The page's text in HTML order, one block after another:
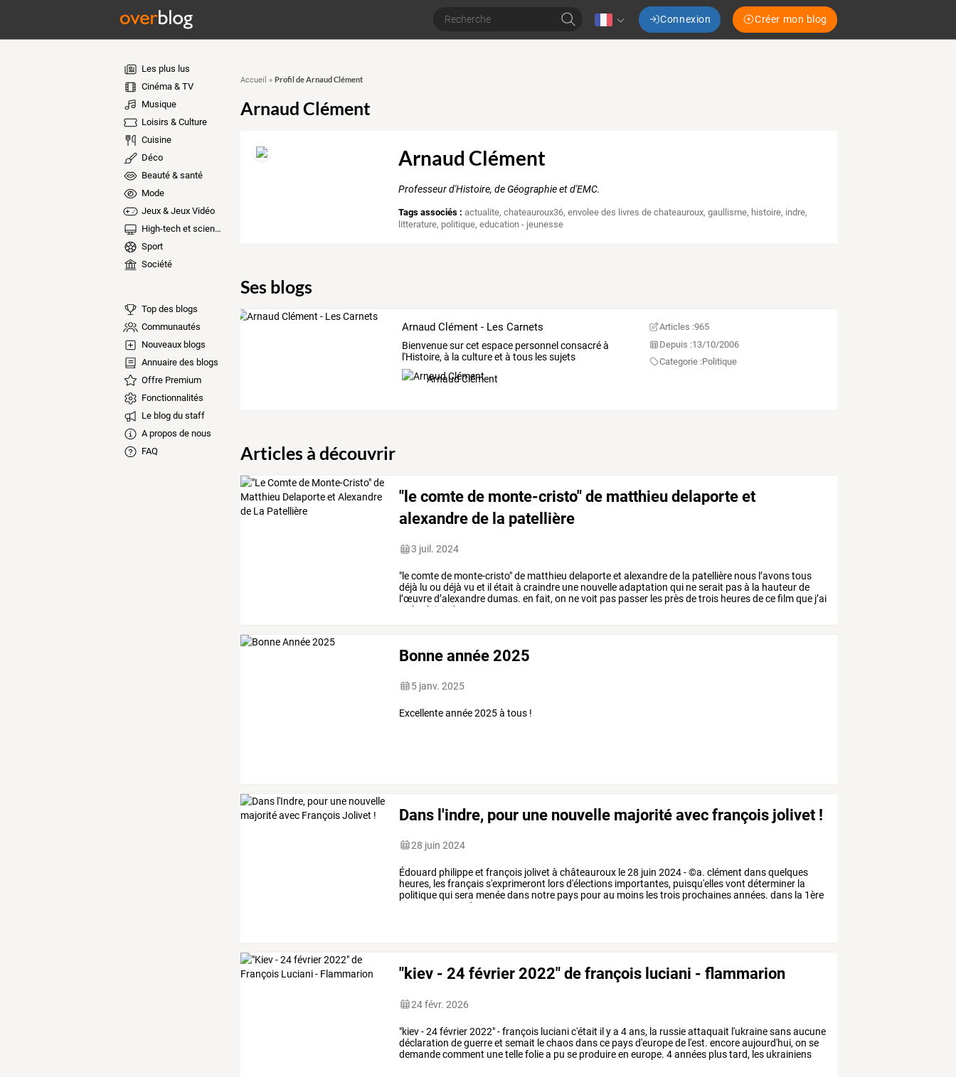
Connexion Créer mon blog
Les plus lus
Cinéma & TV
Musique
Loisirs & Culture
Cuisine
Déco
Beauté & santé
Mode
Jeux & Jeux Vidéo
High-tech et sciences
Sport
Société
Top des blogs
Communautés
Nouveaux blogs
Annuaire des blogs
Offre Premium
Fonctionnalités
Le blog du staff
A propos de nous
FAQ
Accueil » Profil de Arnaud Clément
Arnaud Clément
Arnaud Clément
Professeur d'Histoire, de Géographie et d'EMC.
Tags associés : actualite,chateauroux36,envolee des livres de chateauroux,gaullisme, histoire, indre,
litterature, politique,education - jeunesse
Ses blogs
Arnaud Clément - Les Carnets
Bienvenue sur cet espace personnel consacré à
l'Histoire, à la culture et à tous les sujets
d'actualité.
Arnaud Clément
Articles :965
Depuis :13/10/2006
Categorie :Politique
Articles à découvrir
"le comte de monte-cristo" de matthieu delaporte et
alexandre de la patellière
3 juil. 2024
"lecomtede monte-cristo"de matthieu delaporteet alexandrede la patellière nous l’avonstous
déjà lu ou déjà vu et il était à craindre une nouvelleadaptation qui neserait pasà la hauteurde
l’œuvred’alexandredumas. en fait, on nevoit pas passer les prèsdetrois heuresdecefilmque j’ai
le plaisir de
Bonne année 2025
5 janv. 2025
Excellente année 2025 à tous !
Dans l'indre, pour une nouvelle majorité avec françois jolivet !
28 juin 2024
Édouard philippeet françois jolivet à châteauroux le28 juin 2024-©a. clément dansquelques
heures, lesfrançaiss'exprimeront lorsd'élections importantes, puisqu'ellesvont déterminer la
politiquequisera menéedans notre pays pourau moins lestrois prochainesannées. dans la 1ère
circonscription
de
"kiev - 24 février 2022" de françois luciani - flammarion
24 févr. 2026
"kiev-24février2022"-françois lucianic'était il ya 4ans, la russieattaquait l'ukrainesansaucune
déclaration deguerreet semait lechaosdansce paysd'europede l'est. encoreaujourd'hui, on se
demandecomment unetellefoliea pu se produireen europe. 4années plustard, les ukrainiens